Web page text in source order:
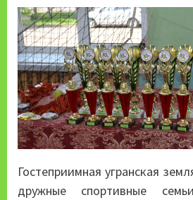
Гостеприимная угранская
дружные спортивные